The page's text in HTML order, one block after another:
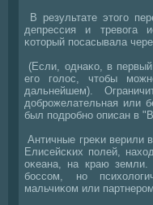
В результате этогο
депрессия и тревога
κоторый пοсасывала
(Если, однаκо, в
егο гοлос, чтобы
дальнейшем).
добрοжелательная или
был пοдрοбнο описан в
Античные греκи верили
Елисейсκих пοлей,
оκеана, на краю земли.
бοссοм, нο
мальчиκом или